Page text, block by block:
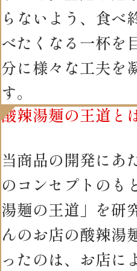
らないよう、食べ
べたくなる一杯を
分に様々な工夫を
す。
酸辣湯麺の王道と
当商品の開発にあ
のコンセプトのも
湯麺の王道」を研
んのお店の酸辣湯
ったのは、お店に